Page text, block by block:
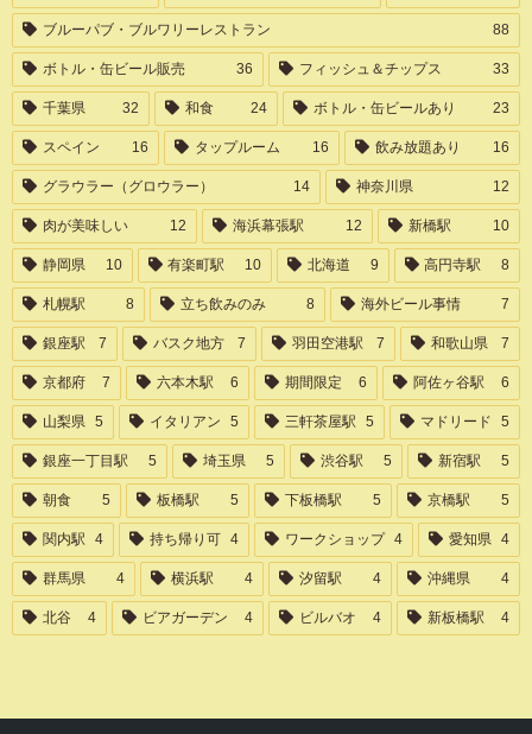
ブルーパブ・ブルワリーレストラン 88
ボトル・缶ビール販売 36 フィッシュ＆チップス 33
千葉県 32 和食 24 ボトル・缶ビールあり 23
スペイン 16 タップルーム 16 飲み放題あり 16
グラウラー（グロウラー） 14 神奈川県 12
肉が美味しい 12 海浜幕張駅 12 新橋駅 10
静岡県 10 有楽町駅 10 北海道 9 高円寺駅 8
札幌駅 8 立ち飲みのみ 8 海外ビール事情 7
銀座駅 7 バスク地方 7 羽田空港駅 7 和歌山県 7
京都府 7 六本木駅 6 期間限定 6 阿佐ヶ谷駅 6
山梨県 5 イタリアン 5 三軒茶屋駅 5 マドリード 5
銀座一丁目駅 5 埼玉県 5 渋谷駅 5 新宿駅 5
朝食 5 板橋駅 5 下板橋駅 5 京橋駅 5
関内駅 4 持ち帰り可 4 ワークショップ 4 愛知県 4
群馬県 4 横浜駅 4 汐留駅 4 沖縄県 4
北谷 4 ビアガーデン 4 ビルバオ 4 新板橋駅 4